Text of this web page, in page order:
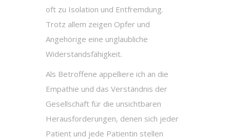
oft zu Isolation und Entfremdung.
Trotz allem zeigen Opfer und
Angehörige eine unglaubliche
Widerstandsfähigkeit.
Als Betroffene appelliere ich an die
Empathie und das Verständnis der
Gesellschaft für die unsichtbaren
Herausforderungen, denen sich jeder
Patient und jede Patientin stellen